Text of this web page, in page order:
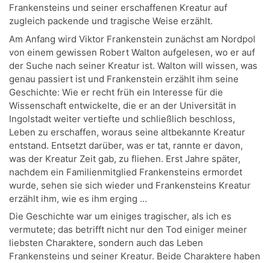
Frankensteins und seiner erschaffenen Kreatur auf
zugleich packende und tragische Weise erzählt.
Am Anfang wird Viktor Frankenstein zunächst am Nordpol
von einem gewissen Robert Walton aufgelesen, wo er auf
der Suche nach seiner Kreatur ist. Walton will wissen, was
genau passiert ist und Frankenstein erzählt ihm seine
Geschichte: Wie er recht früh ein Interesse für die
Wissenschaft entwickelte, die er an der Universität in
Ingolstadt weiter vertiefte und schließlich beschloss,
Leben zu erschaffen, woraus seine altbekannte Kreatur
entstand. Entsetzt darüber, was er tat, rannte er davon,
was der Kreatur Zeit gab, zu fliehen. Erst Jahre später,
nachdem ein Familienmitglied Frankensteins ermordet
wurde, sehen sie sich wieder und Frankensteins Kreatur
erzählt ihm, wie es ihm erging …
Die Geschichte war um einiges tragischer, als ich es
vermutete; das betrifft nicht nur den Tod einiger meiner
liebsten Charaktere, sondern auch das Leben
Frankensteins und seiner Kreatur. Beide Charaktere haben